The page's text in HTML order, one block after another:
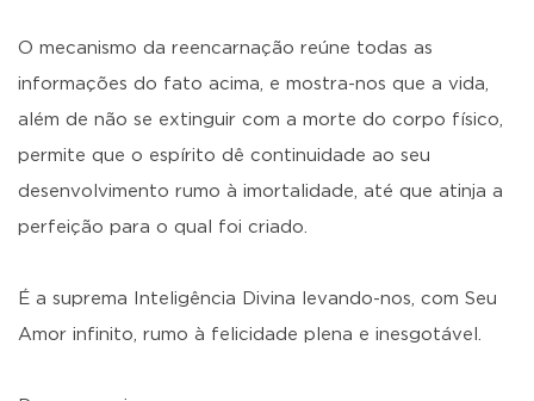
O mecanismo da reencarnação reúne todas as
informações do fato acima, e mostra-nos que a vida,
além de não se extinguir com a morte do corpo físico,
permite que o espírito dê continuidade ao seu
desenvolvimento rumo à imortalidade, até que atinja a
perfeição para o qual foi criado.
É a suprema Inteligência Divina levando-nos, com Seu
Amor infinito, rumo à felicidade plena e inesgotável.